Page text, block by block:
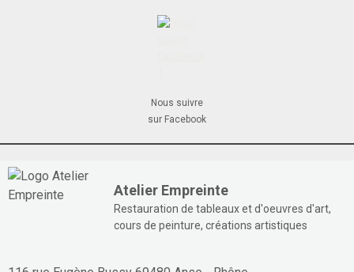
Nous suivre
sur Facebook
Atelier Empreinte
Restauration de tableaux et d'oeuvres d'art,
cours de peinture, créations artistiques